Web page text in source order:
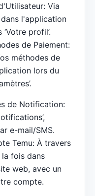
Via
l'application
profil’.
de Paiement:
méthodes de
lors du
de Notification:
e-mail/SMS.
Temu: À travers
la fois dans
web, avec un
compte.